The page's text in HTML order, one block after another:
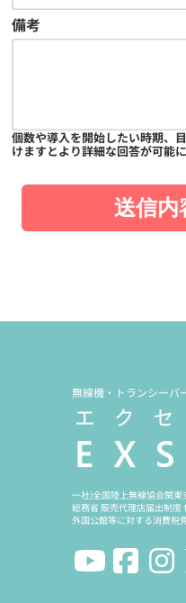
備考
個数や導入を開始したい時期、
けますとより詳細な回答が可能に
送信内
無線機・トランシーバ
一社)全国陸上無線協会関
総務省 販売代理店届出制
外国公館等に対する消費税